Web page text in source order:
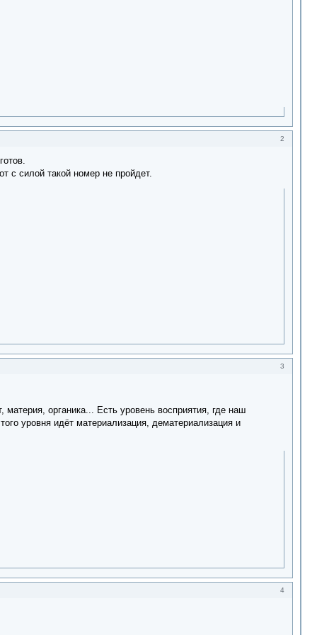
2
с силой такой номер не пройдет.
3
органика... Есть уровень восприятия, где наш
уровня идёт материализация, дематериализация и
4